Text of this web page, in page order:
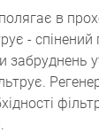
в
- спінений
забруднень